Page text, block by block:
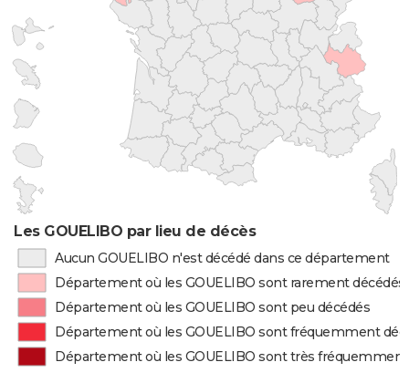
Les GOUELIBO par lieu de décès
Aucun GOUELIBO n'est décédé dans ce département
Département où les GOUELIBO sont rarement décédés
Département où les GOUELIBO sont peu décédés
Département où les GOUELIBO sont fréquemment
Département où les GOUELIBO sont très